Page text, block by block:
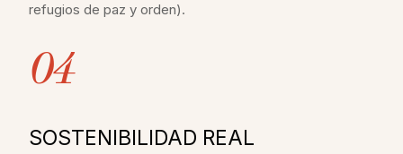
refugios de paz y orden).
04
SOSTENIBILIDAD REAL